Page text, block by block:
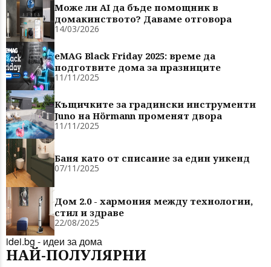
Може ли AI да бъде помощник в
домакинството? Даваме отговора
14/03/2026
eMAG Black Friday 2025: време да
подготвите дома за празниците
11/11/2025
Къщичките за градински инструменти
Juno на Hörmann променят двора
11/11/2025
Баня като от списание за един уикенд
07/11/2025
Дом 2.0 - хармония между технологии,
стил и здраве
22/08/2025
idei.bg - идеи за дома
НАЙ-ПОЛУЛЯРНИ